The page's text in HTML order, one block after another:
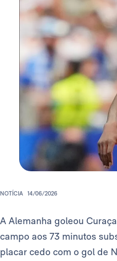
NOTÍCIA 14/06/2026
A Alemanha goleou
campo aos 73 minutos
placar cedo com o gol de